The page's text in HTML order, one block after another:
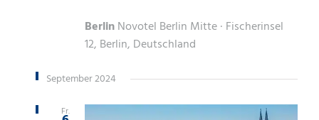
BerlinNovotel Berlin Mitte · Fischerinsel
12, Berlin, Deutschland
September 2024
Fr.